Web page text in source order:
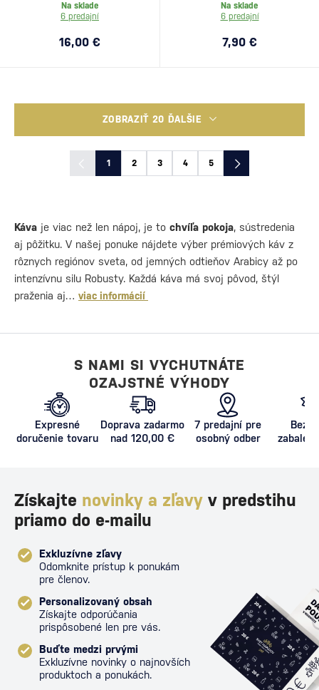
Na sklade
6 predajní
16,00 €
Na sklade
6 predajní
7,90 €
ZOBRAZIŤ 20 ĎALŠIE
1 2 3 4 5
Káva je viac než len nápoj, je to chvíľa pokoja, sústredenia
aj pôžitku. V našej ponuke nájdete výber prémiových káv z
rôznych regiónov sveta, od jemných odtieňov Arabicy až po
intenzívnu silu Robusty. Každá káva má svoj pôvod, štýl
praženia aj… viac informácií
S NAMI SI VYCHUTNÁTE
OZAJSTNÉ VÝHODY
Expresné
doručenie tovaru
Doprava zadarmo
nad 120,00 €
7 predajní pre
osobný odber
Získajte novinky a zľavy v predstihu
priamo do e-mailu
Exkluzívne zľavy
Odomknite prístup k ponukám
pre členov.
Personalizovaný obsah
Získajte odporúčania
prispôsobené len pre vás.
Buďte medzi prvými
Exkluzívne novinky o najnovších
produktoch a ponukách.